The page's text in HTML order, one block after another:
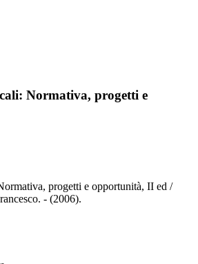
Normativa, progetti e
progetti e opportunità, II ed /
- (2006).